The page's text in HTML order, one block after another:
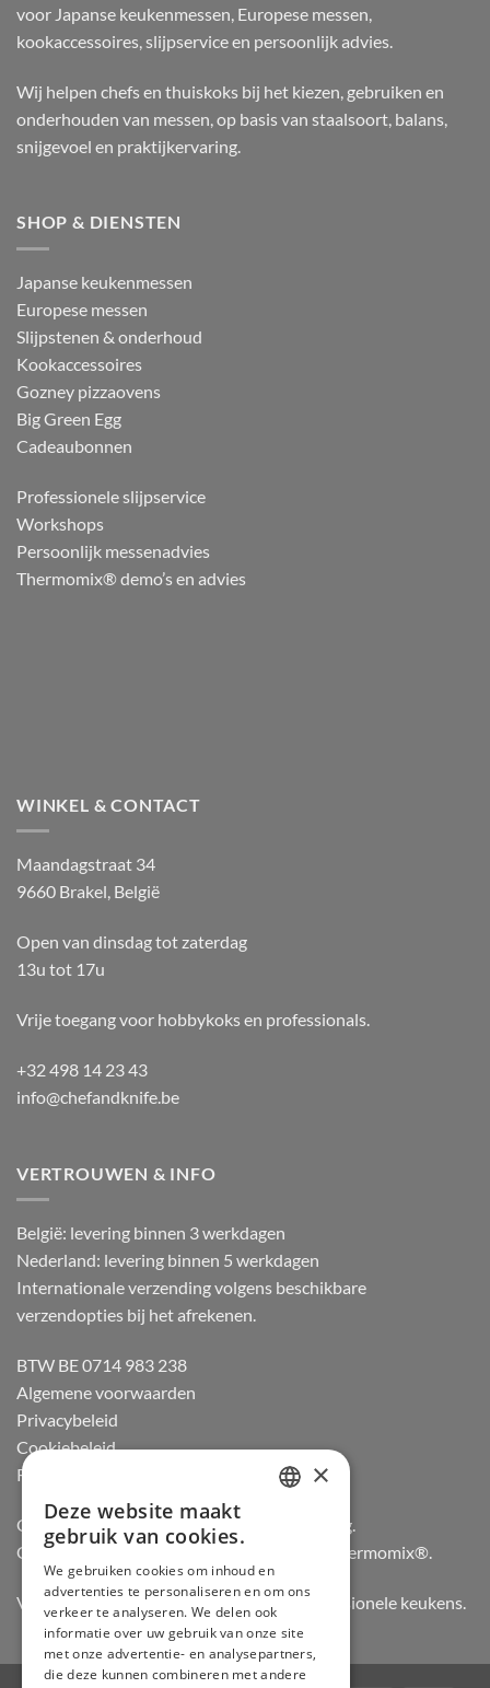
voor Japanse keukenmessen, Europese messen,
kookaccessoires, slijpservice en persoonlijk advies.
Wij helpen chefs en thuiskoks bij het kiezen, gebruiken en
onderhouden van messen, op basis van staalsoort, balans,
snijgevoel en praktijkervaring.
SHOP & DIENSTEN
Japanse keukenmessen
Europese messen
Slijpstenen & onderhoud
Kookaccessoires
Gozney pizzaovens
Big Green Egg
Cadeaubonnen
Professionele slijpservice
Workshops
Persoonlijk messenadvies
Thermomix® demo’s en advies
WINKEL & CONTACT
Maandagstraat 34
9660 Brakel, België
Open van dinsdag tot zaterdag
13u tot 17u
Vrije toegang voor hobbykoks en professionals.
+32 498 14 23 43
info@chefandknife.be
VERTROUWEN & INFO
België: levering binnen 3 werkdagen
Nederland: levering binnen 5 werkdagen
Internationale verzending volgens beschikbare
verzendopties bij het afrekenen.
BTW BE 0714 983 238
Algemene voorwaarden
Privacybeleid
Cookiebeleid
Retourneren
Officiële dealer van Gozney en Big Green Egg.
Officiële advisor en verdeler van Vorwerk Thermomix®.
Vertrouwd door hobbykoks, chefs en professionele keukens.
GERMAN
ENGLISH
×
Deze website maakt
gebruik van cookies.
We gebruiken cookies om inhoud en
advertenties te personaliseren en om ons
verkeer te analyseren. We delen ook
informatie over uw gebruik van onze site
met onze advertentie- en analysepartners,
die deze kunnen combineren met andere